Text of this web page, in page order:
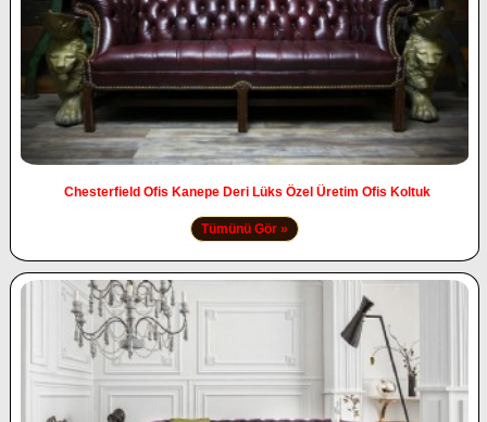
Chesterfield Ofis Kanepe Deri Lüks Özel Üretim Ofis Koltuk
Tümünü Gör »